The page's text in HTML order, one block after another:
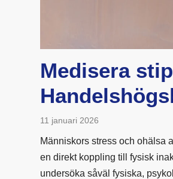
Medisera
11 januari 2026
Människors stress och ohälsa
en direkt koppling till fysisk
undersöka såväl fysiska,